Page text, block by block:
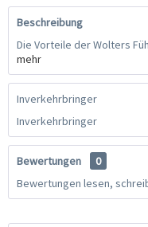
Beschreibung
Die Vorteile der Wolters
mehr
Inverkehrbringer
Inverkehrbringer
Bewertungen
0
Bewertungen lesen,